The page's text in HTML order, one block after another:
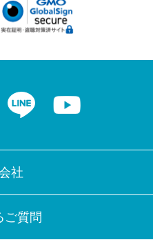
LINE
社
ご質問